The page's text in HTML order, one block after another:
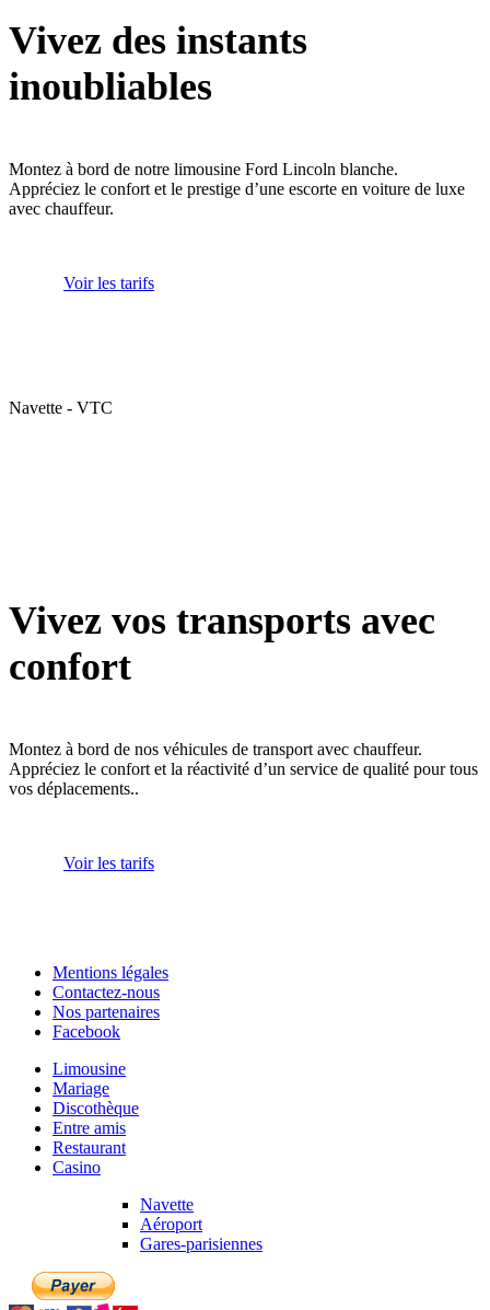
Vivez des instants
inoubliables
Montez à bord de notre limousine Ford Lincoln blanche.
Appréciez le confort et le prestige d’une escorte en voiture de luxe
avec chauffeur.
Voir les tarifs
Navette - VTC
Vivez vos transports avec
confort
Montez à bord de nos véhicules de transport avec chauffeur.
Appréciez le confort et la réactivité d’un service de qualité pour tous
vos déplacements..
Voir les tarifs
Mentions légales
Contactez-nous
Nos partenaires
Facebook
Limousine
Mariage
Discothèque
Entre amis
Restaurant
Casino
Navette
Aéroport
Gares-parisiennes